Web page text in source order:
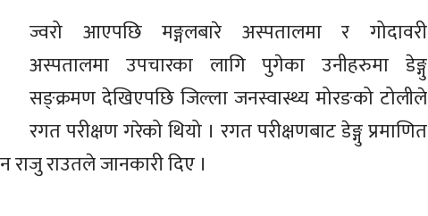
ज्वरो आएपछि मङ्गलबारे अस्पतालमा र गोदावरी
अस्पतालमा उपचारका लागि पुगेका उनीहरुमा डेङ्गु
सङ्क्रमण देखिएपछि जिल्ला जनस्वास्थ्य मोरङको टोलीले
रगत परीक्षण गरेको थियो । रगत परीक्षणबाट डेङ्गु प्रमाणित
राउतले जानकारी दिए ।